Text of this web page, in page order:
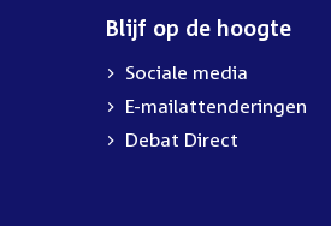
Blijf op de hoogte
Sociale media
E-mailattenderingen
Debat Direct